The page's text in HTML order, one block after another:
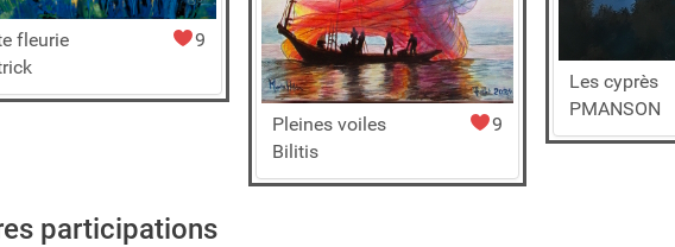
9
fleurie
9
Pleines voiles
Bilitis
Les cyprès
PMANSON
participations